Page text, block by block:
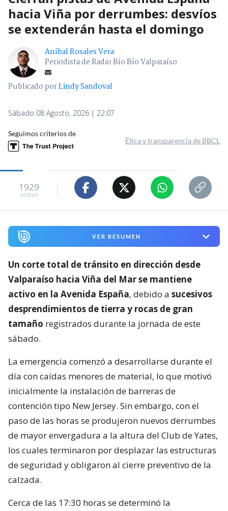
hacia Viña por derrumbes: desvíos
se extenderán hasta el domingo
Aníbal Rosales Vera
Periodista de Radio Bío Bío Valparaíso
Publicado porLindy Sandoval
Sábado 08 Agosto, 2026 | 22:07
Seguimos criterios de
Ética y transparencia de BBCL
1929
visitas
VER RESUMEN
Un corte total de tránsito en dirección desde
Valparaíso hacia Viña del Mar se mantiene
activo en la Avenida España, debido a sucesivos
desprendimientos de tierra y rocas de gran
tamaño registrados durante la jornada de este
sábado.
La emergencia comenzó a desarrollarse durante el
día con caídas menores de material, lo que motivó
inicialmente la instalación de barreras de
contención tipo New Jersey. Sin embargo, con el
paso de las horas se produjeron nuevos derrumbes
de mayor envergadura a la altura del Club de Yates,
los cuales terminaron por desplazar las estructuras
de seguridad y obligaron al cierre preventivo de la
calzada.
Cerca de las 17:30 horas se determinó la